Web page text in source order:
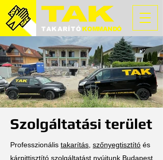
TAKARÍTÓ KOMMANDÓ
Szolgáltatási terület
Professzionális takarítás szőnyegtisztító és
kárpittisztító szolgáltatást nyújtunk Budapest